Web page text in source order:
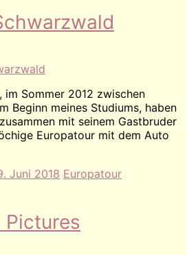
im Sommer 2012 zwischen
Beginn meines Studiums, haben
mit seinem Gastbruder
Europatour mit dem Auto
Juni 2018 Europatour
Pictures